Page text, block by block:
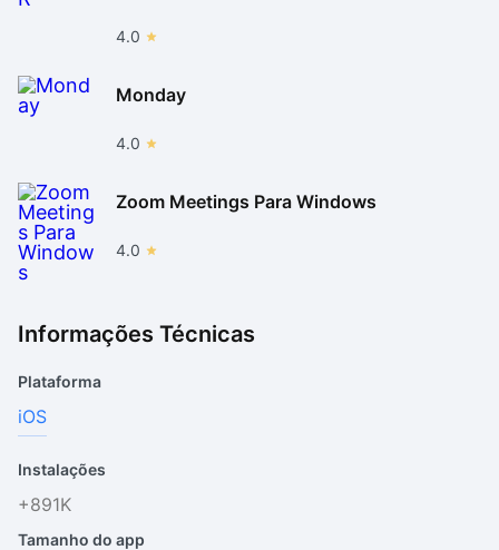
4.0
Monday
4.0
Zoom Meetings Para Windows
4.0
Informações Técnicas
Plataforma
iOS
Instalações
+891K
Tamanho do app